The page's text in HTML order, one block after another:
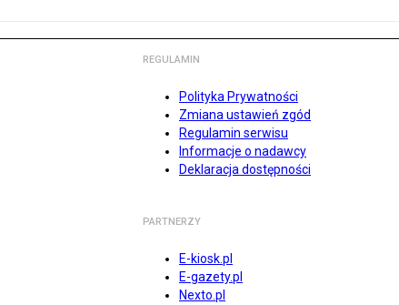
REGULAMIN
Polityka Prywatności
Zmiana ustawień zgód
Regulamin serwisu
Informacje o nadawcy
Deklaracja dostępności
PARTNERZY
E-kiosk.pl
E-gazety.pl
Nexto.pl